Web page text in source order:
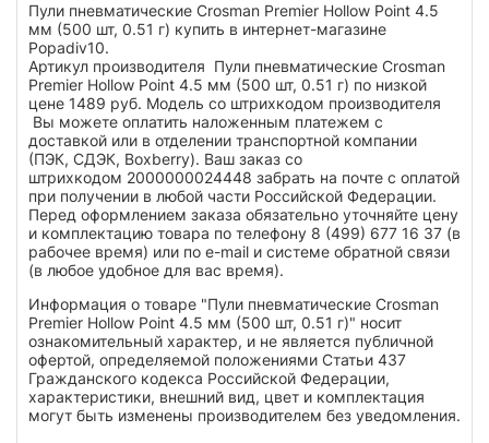
Пули пневматические Crosman Premier Hollow Point 4.5
мм (500 шт, 0.51 г) купить в интернет-магазине
Popadiv10.
Артикул производителя Пули пневматические Crosman
Premier Hollow Point 4.5 мм (500 шт, 0.51 г) по низкой
цене 1489 руб. Модель со штрихкодом производителя
Вы можете оплатить наложенным платежем с
доставкой или в отделении транспортной компании
(ПЭК, СДЭК, Boxberry). Ваш заказ со
штрихкодом 2000000024448 забрать на почте с оплатой
при получении в любой части Российской Федерации.
Перед оформлением заказа обязательно уточняйте цену
и комплектацию товара по телефону 8 (499) 677 16 37 (в
рабочее время) или по e-mail и системе обратной связи
(в любое удобное для вас время).
Информация о товаре "Пули пневматические Crosman
Premier Hollow Point 4.5 мм (500 шт, 0.51 г)" носит
ознакомительный характер, и не является публичной
офертой, определяемой положениями Статьи 437
Гражданского кодекса Российской Федерации,
характеристики, внешний вид, цвет и комплектация
могут быть изменены производителем без уведомления.